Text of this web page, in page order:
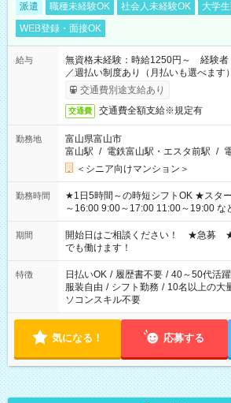
派遣 職種未経験OK 社会人未経験OK 大学
WEB登録・面接OK
給与
無資格未経験：時給1250円～ 経験
／週払い制度あり（月払いも選べます
了次第のお支払いとなります。
交通費別途支給あり
交通費 交通費全額支給※規定有
勤務地
富山県富山市
富山駅 / 電鉄富山駅・エスタ前駅 /
＜シニア向けマンション＞
勤務時間
★1日5時間～の時短シフトOK ★スタート時間選べます！ 7:00
～16:00 9:00～17:00 11:00～19:00 など 残業
の場合、他のお仕事と合わせ週40時間
せん ※法令に基づき、週20時間以上
象となります ※労働者派遣法（日雇い
り、短時間・短期間の就業はご案内が
期間
開始日はご相談ください！ ★急募 ★
でも働けます！
特徴 日払いOK / 履歴書不要 / 40～50代活
服装自由 / シフト勤務 / 10名以上の大
ソコンスキル不要
気になる！ 応募する